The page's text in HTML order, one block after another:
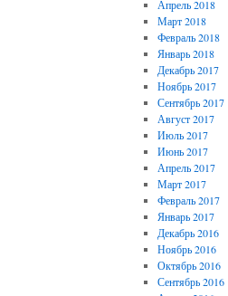
Апрель 2018
Март 2018
Февраль 2018
Январь 2018
Декабрь 2017
Ноябрь 2017
Сентябрь 2017
Август 2017
Июль 2017
Июнь 2017
Апрель 2017
Март 2017
Февраль 2017
Январь 2017
Декабрь 2016
Ноябрь 2016
Октябрь 2016
Сентябрь 2016